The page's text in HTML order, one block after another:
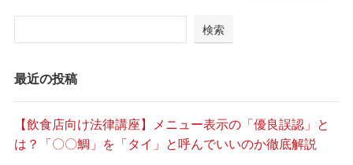
検索
最近の投稿
【飲食店向け法律講座】メニュー表示の「優良誤認」と
は？「〇〇鯛」を「タイ」と呼んでいいのか徹底解説